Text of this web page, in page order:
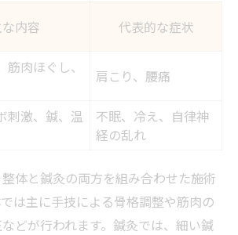
内容 代表的な症状
肉ほぐし、
肩こり、腰痛
刺激、鍼、温
不眠、冷え、自律神
経の乱れ
体と鍼灸の両方を組み合わせた施術
は主に手技による骨格調整や筋肉の
どが行われます。鍼灸では、細い鍼